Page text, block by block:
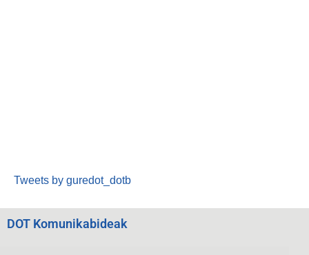
Tweets by guredot_dotb
DOT Komunikabideak